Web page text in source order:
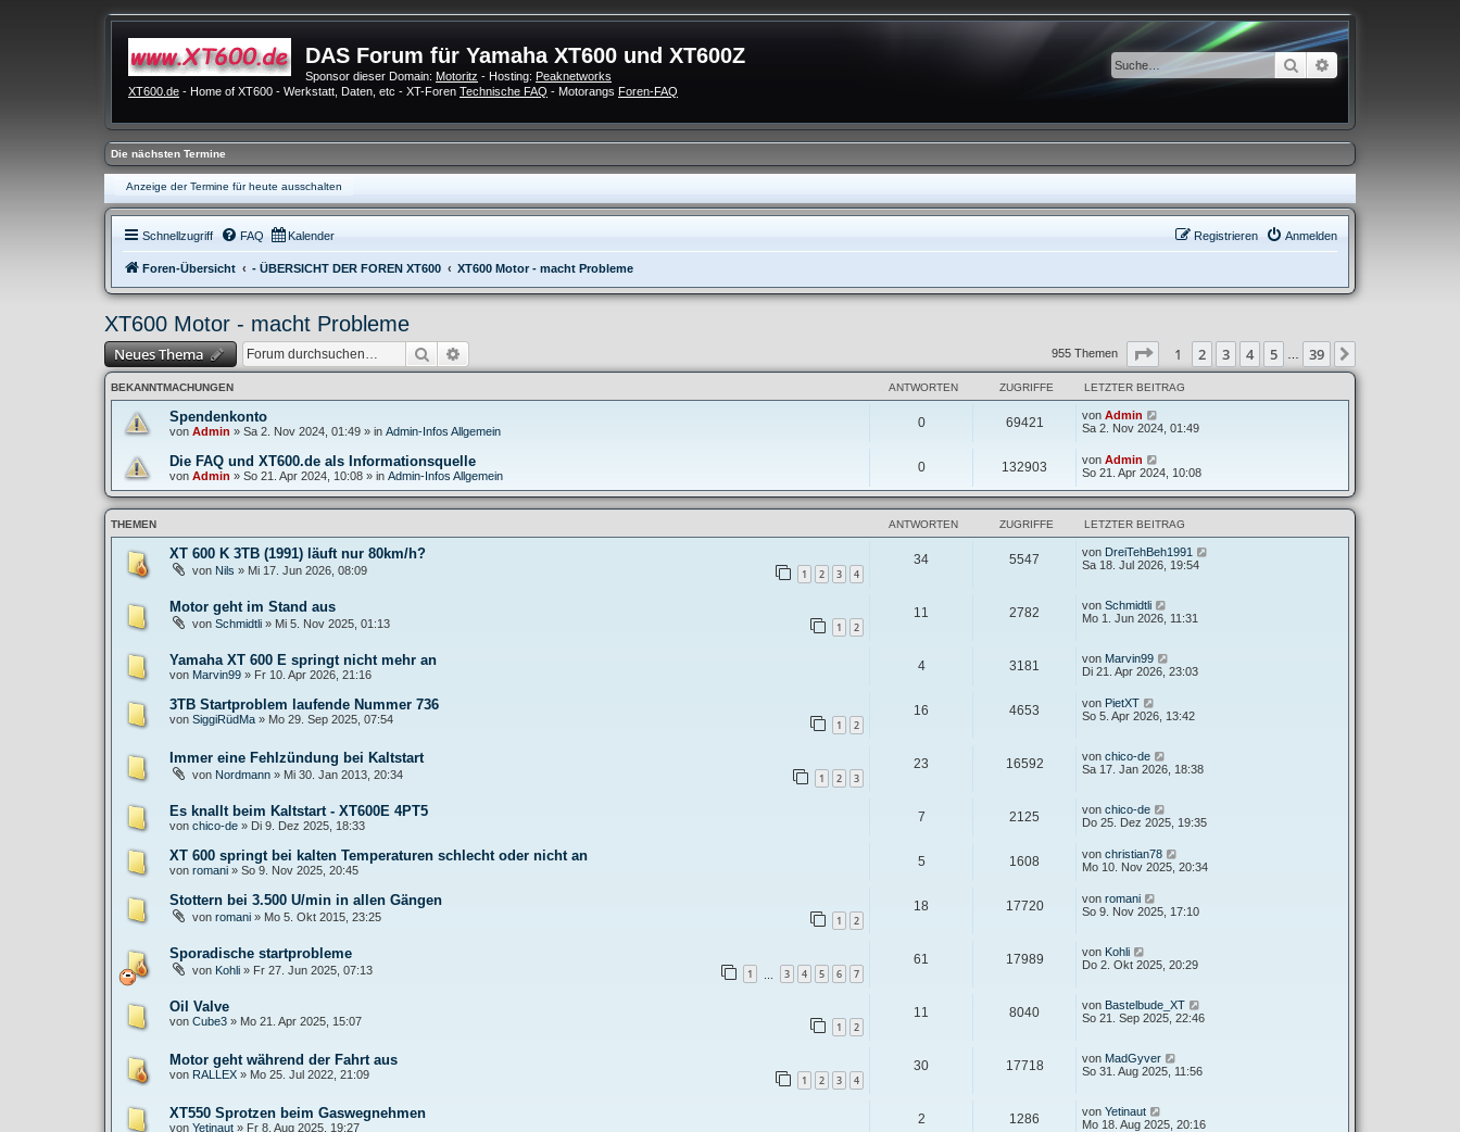
DAS Forum für Yamaha XT600 und XT600Z
Sponsor dieser Domain: Motoritz - Hosting: Peaknetworks
XT600.de - Home of XT600 - Werkstatt, Daten, etc - XT-Foren Technische FAQ - Motorangs Foren-FAQ
Suche Erweiterte Suche
Die nächsten Termine
Anzeige der Termine für heute ausschalten
Schnellzugriff FAQ Kalender Anmelden
Registrieren
Foren-Übersicht - ÜBERSICHT DER FOREN XT600 XT600 Motor - macht Probleme
XT600 Motor - macht Probleme
Neues Thema Suche 955 Themen Seite von39
1 2 3 4 5 39
BEKANNTMACHUNGEN ANTWORTEN ZUGRIFFE LETZTER BEITRAG
Spendenkonto
von Admin » Sa 2. Nov 2024, 01:49 » in Admin-Infos Allgemein
0 69421 von Admin
Sa 2. Nov 2024, 01:49
Die FAQ und XT600.de als Informationsquelle
von Admin » So 21. Apr 2024, 10:08 » in Admin-Infos Allgemein
0 132903 von Admin
So 21. Apr 2024, 10:08
THEMEN ANTWORTEN ZUGRIFFE LETZTER BEITRAG
XT 600 K 3TB (1991) läuft nur 80km/h?
von Nils » Mi 17. Jun 2026, 08:09 1 2 3 4
34 5547 von DreiTehBeh1991
Sa 18. Jul 2026, 19:54
Motor geht im Stand aus
von Schmidtli » Mi 5. Nov 2025, 01:13 1 2
11 2782 von Schmidtli
Mo 1. Jun 2026, 11:31
Yamaha XT 600 E springt nicht mehr an
von Marvin99 » Fr 10. Apr 2026, 21:16
4 3181 von Marvin99
Di 21. Apr 2026, 23:03
3TB Startproblem laufende Nummer 736
von SiggiRüdMa » Mo 29. Sep 2025, 07:54 1 2
16 4653 von PietXT
So 5. Apr 2026, 13:42
Immer eine Fehlzündung bei Kaltstart
von Nordmann » Mi 30. Jan 2013, 20:34 1 2 3
23 16592 von chico-de
Sa 17. Jan 2026, 18:38
Es knallt beim Kaltstart - XT600E 4PT5
von chico-de » Di 9. Dez 2025, 18:33
7 2125 von chico-de
Do 25. Dez 2025, 19:35
XT 600 springt bei kalten Temperaturen schlecht oder nicht an
von romani » So 9. Nov 2025, 20:45
5 1608 von christian78
Mo 10. Nov 2025, 20:34
Stottern bei 3.500 U/min in allen Gängen
von romani » Mo 5. Okt 2015, 23:25 1 2
18 17720 von romani
So 9. Nov 2025, 17:10
Sporadische startprobleme
von Kohli » Fr 27. Jun 2025, 07:13 1 … 3 4 5 6 7
61 17989 von Kohli
Do 2. Okt 2025, 20:29
Oil Valve
von Cube3 » Mo 21. Apr 2025, 15:07 1 2
11 8040 von Bastelbude_XT
So 21. Sep 2025, 22:46
Motor geht während der Fahrt aus
von RALLEX » Mo 25. Jul 2022, 21:09 1 2 3 4
30 17718 von MadGyver
So 31. Aug 2025, 11:56
XT550 Sprotzen beim Gaswegnehmen
von Yetinaut » Fr 8. Aug 2025, 19:27
2 1286 von Yetinaut
Mo 18. Aug 2025, 20:16